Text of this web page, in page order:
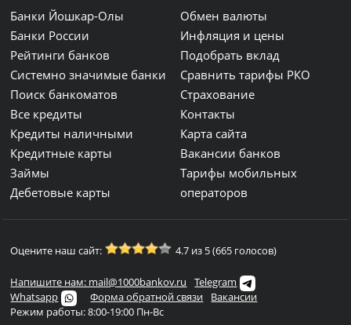
Банки Йошкар-Олы
Банки России
Рейтинги банков
Системно значимые банки
Поиск банкоматов
Все кредиты
Кредиты наличными
Кредитные карты
Займы
Дебетовые карты
Обмен валюты
Инфляция и цены
Подобрать вклад
Сравнить тарифы РКО
Страхование
Контакты
Карта сайта
Вакансии банков
Тарифы мобильных
операторов
Оцените наш сайт: 4.7 из 5 (665 голосов)
Напишите нам: mail@1000bankov.ru
Telegram
Whatsapp
Форма обратной связи
Вакансии
Режим работы: 8:00-19:00 Пн-Вс